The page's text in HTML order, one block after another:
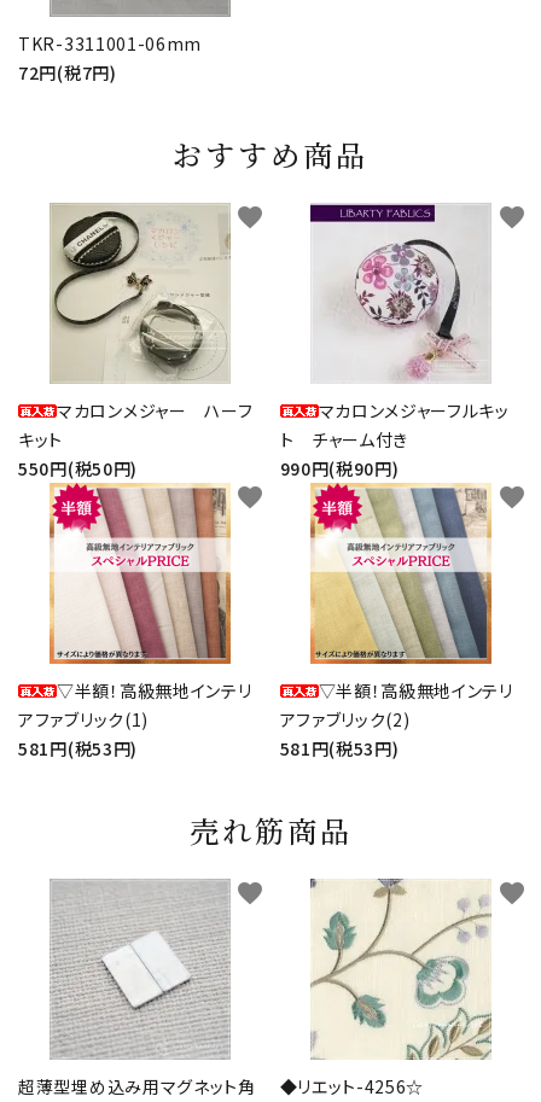
TKR-3311001-06mm
72円(税7円)
おすすめ商品
マカロンメジャー ハーフ
キット
550円(税50円)
favorite
マカロンメジャーフルキッ
ト チャーム付き
990円(税90円)
favorite
▽半額！高級無地インテリ
アファブリック(1)
581円(税53円)
favorite
▽半額！高級無地インテリ
アファブリック(2)
581円(税53円)
favorite
売れ筋商品
超薄型埋め込み用マグネット角
favorite
◆リエット-4256☆
favorite